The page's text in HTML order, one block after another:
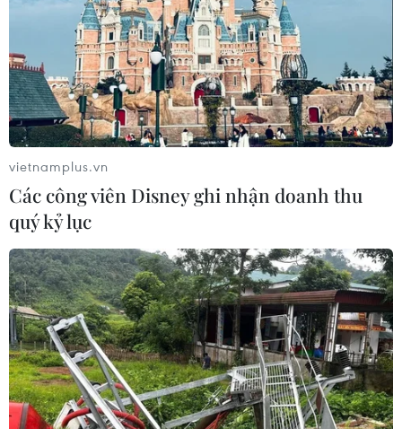
Thượng tướng Lê Quốc Hùng, Ủy viên Trung ương Đảng, Thứ
trưởng Bộ Công an trao Kỷ niệm chương "Bảo vệ An ninh Tổ
quốc" cho các cá nhân có thành tích xuất sắc. (Ảnh: Phạm
Kiên/TTXVN)
vietnamplus.vn
Các công viên Disney ghi nhận doanh thu
quý kỷ lục